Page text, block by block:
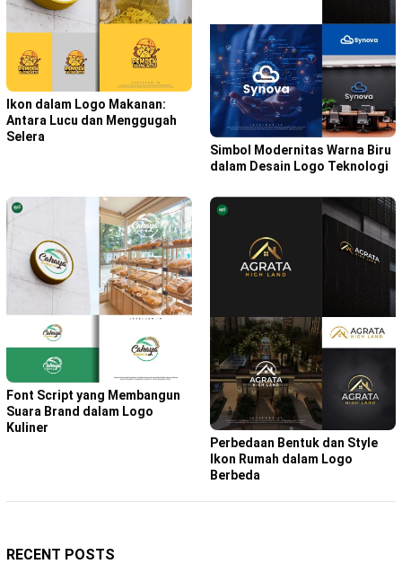
Ikon dalam Logo Makanan:
Antara Lucu dan Menggugah
Selera
Simbol Modernitas Warna Biru
dalam Desain Logo Teknologi
Font Script yang Membangun
Suara Brand dalam Logo
Kuliner
Perbedaan Bentuk dan Style
Ikon Rumah dalam Logo
Berbeda
RECENT POSTS